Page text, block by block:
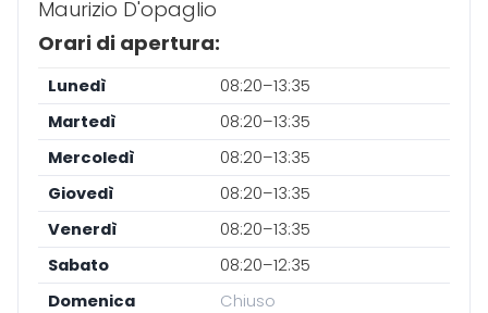
Maurizio D'opaglio
Orari di apertura:
Lunedì
08:20–13:35
Martedì
08:20–13:35
Mercoledì
08:20–13:35
Giovedì
08:20–13:35
Venerdì
08:20–13:35
Sabato
08:20–12:35
Domenica
Chiuso